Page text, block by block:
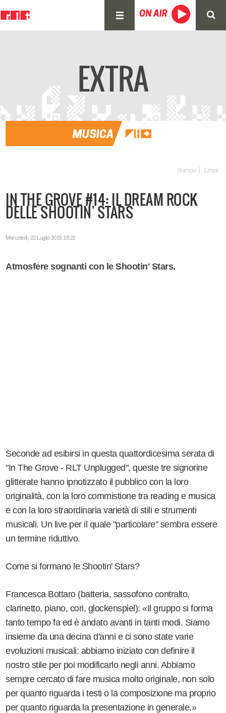
EXTRA
Stampa Email
IN THE GROVE #14: IL DREAM ROCK
DELLE SHOOTIN' STARS
Mercoledì, 22 Luglio 2015 18:22
Atmosfere sognanti con le Shootin' Stars.
Seconde ad esibirsi in questa quattordicesima serata di
"In The Grove - RLT Unplugged", queste tre signorine
glitterate hanno ipnotizzato il pubblico con la loro
originalità, con la loro commistione tra reading e musica
e con la loro straordinaria varietà di stili e strumenti
musicali. Un live per il quale "particolare" sembra essere
un termine riduttivo.
Come si formano le Shootin' Stars?
Francesca Bottaro (batteria, sassofono contralto,
clarinetto, piano, cori, glockenspiel): «Il gruppo si forma
tanto tempo fa ed è andato avanti in tanti modi. Siamo
insieme da una decina d'anni e ci sono state varie
evoluzioni musicali: abbiamo iniziato con definire il
nostro stile per poi modificarlo negli anni. Abbiamo
sempre cercato di fare musica molto originale, non solo
per quanto riguarda i testi o la composizione ma proprio
per quanto riguarda la presentazione in generale.»